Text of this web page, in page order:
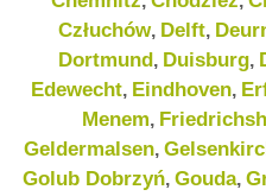
Człuchów, Delft,
Dortmund, Duisburg,
Edewecht, Eindhoven,
Menem,
Geldermalsen,
Golub Dobrzyń, Gouda,